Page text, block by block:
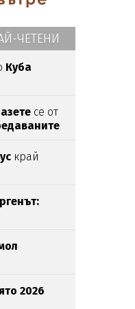
ЧЕТЕНИ
Куба
се от
край
2026